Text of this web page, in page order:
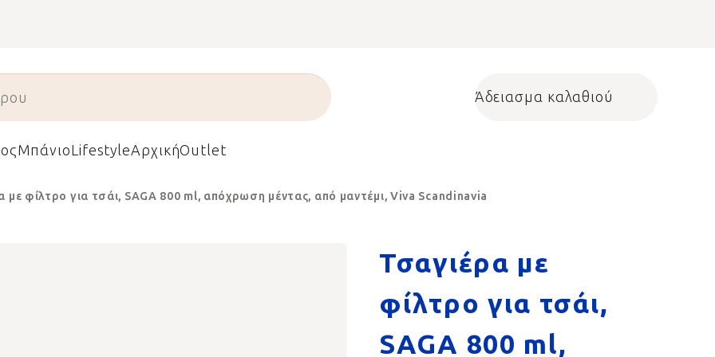
Shopping cart
Άδειασμα καλαθιού
ΜπάνιοLifestyleΑρχικήOutlet
με φίλτρο για τσάι, SAGA 800 ml, απόχρωση μέντας, από μαντέμι, Viva Scandinavia
Τσαγιέρα με
φίλτρο για τσάι,
SAGA 800 ml,